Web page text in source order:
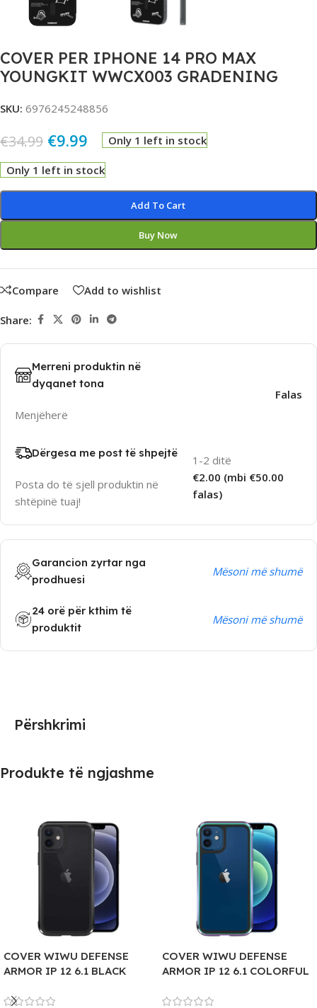
COVER PER IPHONE 14 PRO MAX
YOUNGKIT WWCX003 GRADENING
SKU: 6976245248856
€34.99 €9.99 Only 1 left in stock
Only 1 left in stock
Add To Cart
Buy Now
Compare Add to wishlist
Share:
Merreni produktin në
dyqanet tona
Menjëherë
Falas
Dërgesa me post të shpejtë
Posta do të sjell produktin në
shtëpinë tuaj!
1-2 ditë
€2.00 (mbi €50.00
falas)
Garancion zyrtar nga
prodhuesi
Mësoni më shumë
24 orë për kthim të
produktit
Mësoni më shumë
Përshkrimi
Produkte të ngjashme
COVER WIWU DEFENSE
ARMOR IP 12 6.1 BLACK
COVER WIWU DEFENSE
ARMOR IP 12 6.1 COLORFUL